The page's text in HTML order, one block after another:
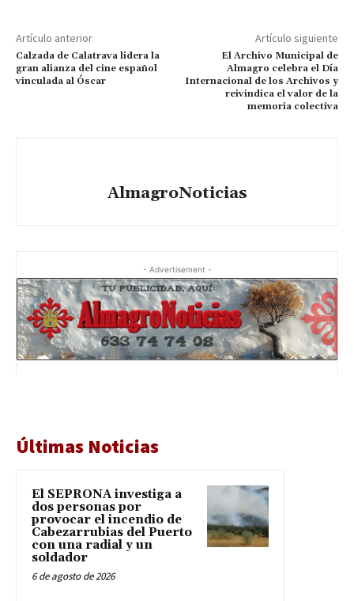
Artículo anterior
Calzada de Calatrava lidera la
gran alianza del cine español
vinculada al Óscar
Artículo siguiente
El Archivo Municipal de
Almagro celebra el Día
Internacional de los Archivos y
reivindica el valor de la
memoria colectiva
AlmagroNoticias
- Advertisement -
Últimas Noticias
El SEPRONA investiga a
dos personas por
provocar el incendio de
Cabezarrubias del Puerto
con una radial y un
soldador
6 de agosto de 2026